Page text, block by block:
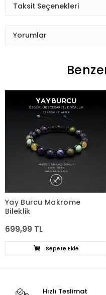
Taksit Seçenekleri
Yorumlar
Yay Burcu Makrome
Bileklik
699,99 TL
Sepete Ekle
Hızlı Teslimat